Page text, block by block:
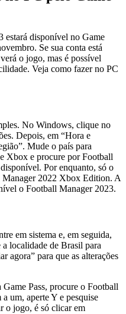
disponível no Game
Se sua conta está
o jogo, mas é possível
Veja como fazer no PC
No Windows, clique no
Depois, em “Hora e
Mude o país para
Xbox e procure por Football
Por enquanto, só o
2022 Xbox Edition. A
o Football Manager 2023.
em sistema e, em seguida,
localidade de Brasil para
agora” para que as alterações
Pass, procure o Football
um, aperte Y e pesquise
o jogo, é só clicar em